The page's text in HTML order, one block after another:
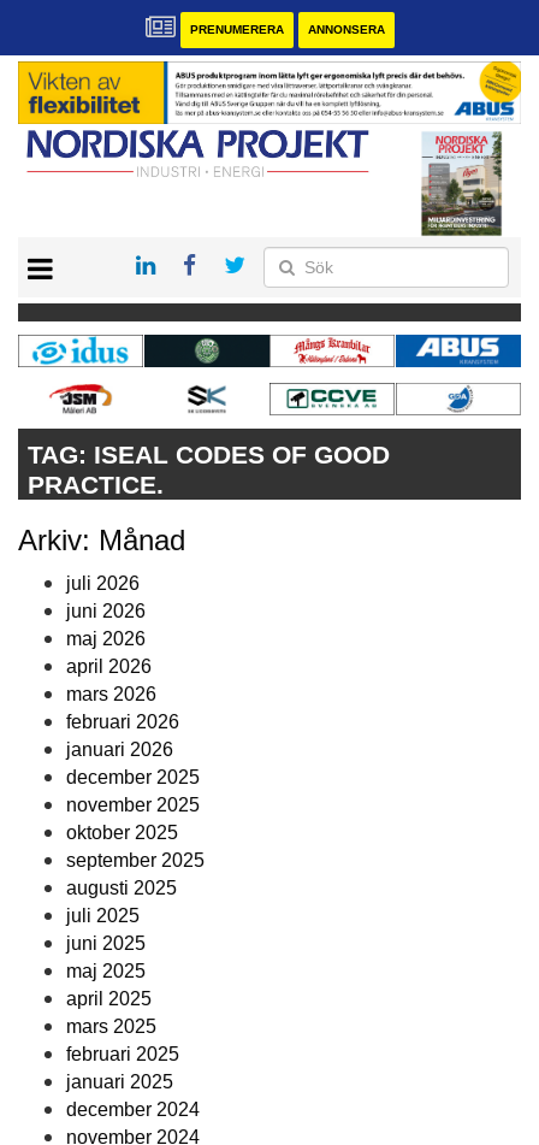
PRENUMERERA ANNONSERA
KONTAKT
VÅRA ANDRA MAGASIN
PRENUMERERA
TAG: ISEAL CODES OF GOOD
PRACTICE.
Arkiv: Månad
juli 2026
juni 2026
maj 2026
april 2026
mars 2026
februari 2026
januari 2026
december 2025
november 2025
oktober 2025
september 2025
augusti 2025
juli 2025
juni 2025
maj 2025
april 2025
mars 2025
februari 2025
januari 2025
december 2024
november 2024